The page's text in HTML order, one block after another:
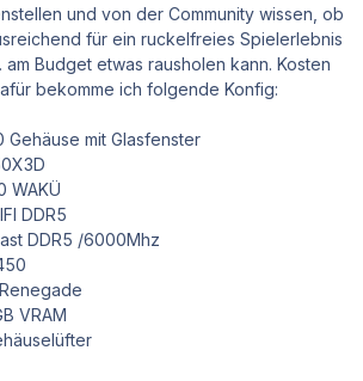
und von der Community wissen, ob
für ein ruckelfreies Spielerlebnis
am Budget etwas rausholen kann. Kosten
bekomme ich folgende Konfig:
Gehäuse mit Glasfenster
WAKÜ
DDR5
DDR5 /6000Mhz
VRAM